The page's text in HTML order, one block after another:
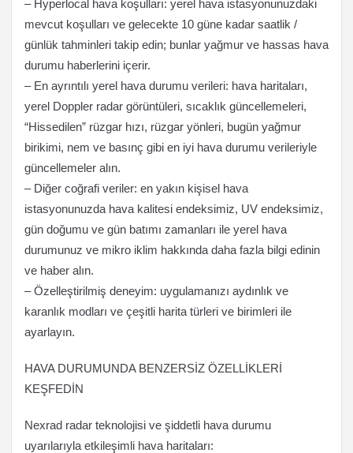
– Hyperlocal hava koşulları: yerel hava istasyonunuzdaki
mevcut koşulları ve gelecekte 10 güne kadar saatlik /
günlük tahminleri takip edin; bunlar yağmur ve hassas hava
durumu haberlerini içerir.
– En ayrıntılı yerel hava durumu verileri: hava haritaları,
yerel Doppler radar görüntüleri, sıcaklık güncellemeleri,
“Hissedilen” rüzgar hızı, rüzgar yönleri, bugün yağmur
birikimi, nem ve basınç gibi en iyi hava durumu verileriyle
güncellemeler alın.
– Diğer coğrafi veriler: en yakın kişisel hava
istasyonunuzda hava kalitesi endeksimiz, UV endeksimiz,
gün doğumu ve gün batımı zamanları ile yerel hava
durumunuz ve mikro iklim hakkında daha fazla bilgi edinin
ve haber alın.
– Özelleştirilmiş deneyim: uygulamanızı aydınlık ve
karanlık modları ve çeşitli harita türleri ve birimleri ile
ayarlayın.
HAVA DURUMUNDA BENZERSİZ ÖZELLİKLERİ
KEŞFEDİN
Nexrad radar teknolojisi ve şiddetli hava durumu
uyarılarıyla etkileşimli hava haritaları: